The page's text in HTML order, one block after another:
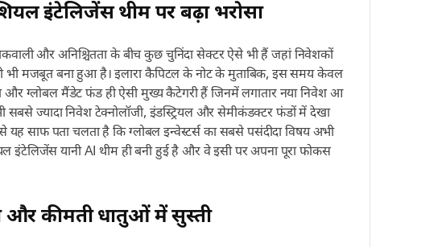
इंटेलिजेंस थीम पर बढ़ा भरोसा
और अनिश्चितता के बीच कुछ चुनिंदा सेक्टर ऐसे भी हैं जहां निवेशकों
भी मजबूत बना हुआ है। इलारा कैपिटल के नोट के मुताबिक, इस समय केवल
और ग्लोबल मैंडेट फंड ही ऐसी मुख्य कैटेगरी हैं जिनमें लगातार नया निवेश आ
सबसे ज्यादा निवेश टेक्नोलॉजी, इंडस्ट्रियल और सेमीकंडक्टर फंडों में देखा
यह साफ पता चलता है कि ग्लोबल इन्वेस्टर्स का सबसे पसंदीदा विषय अभी
इंटेलिजेंस यानी AI थीम ही बनी हुई है और वे इसी पर अपना पूरा फोकस
और कीमती धातुओं में सुस्ती